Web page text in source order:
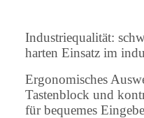
Industriequalität:
harten Einsatz im
Ergonomisches
Tastenblock und
für bequemes